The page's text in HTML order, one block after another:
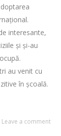
interesante,
și și-au
au venit cu
în școală.
Leave a comment